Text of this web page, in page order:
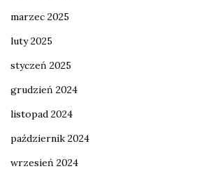
marzec 2025
luty 2025
styczeń 2025
grudzień 2024
listopad 2024
październik 2024
wrzesień 2024